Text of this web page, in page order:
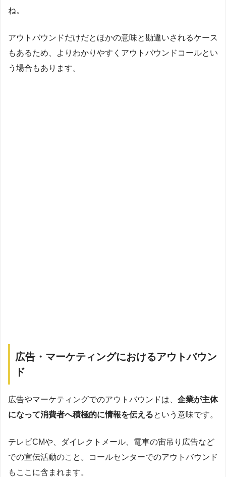
ね。
アウトバウンドだけだとほかの意味と勘違いされるケース
もあるため、よりわかりやすくアウトバウンドコールとい
う場合もあります。
広告・マーケティングにおけるアウトバウン
ド
広告やマーケティングでのアウトバウンドは、 企業が主体
になって消費者へ積極的に情報を伝えるという意味です。
テレビCMや、ダイレクトメール、電車の宙吊り広告など
での宣伝活動のこと。コールセンターでのアウトバウンド
もここに含まれます。